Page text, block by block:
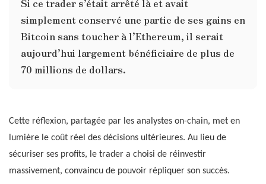
simplement conservé une partie de ses gains en
Bitcoin sans toucher à l’Ethereum, il serait
aujourd’hui largement bénéficiaire de plus de
70 millions de dollars.
Cette réflexion, partagée par les analystes on-chain, met en
lumière le coût réel des décisions ultérieures. Au lieu de
sécuriser ses profits, le trader a choisi de réinvestir
massivement, convaincu de pouvoir répliquer son succès.